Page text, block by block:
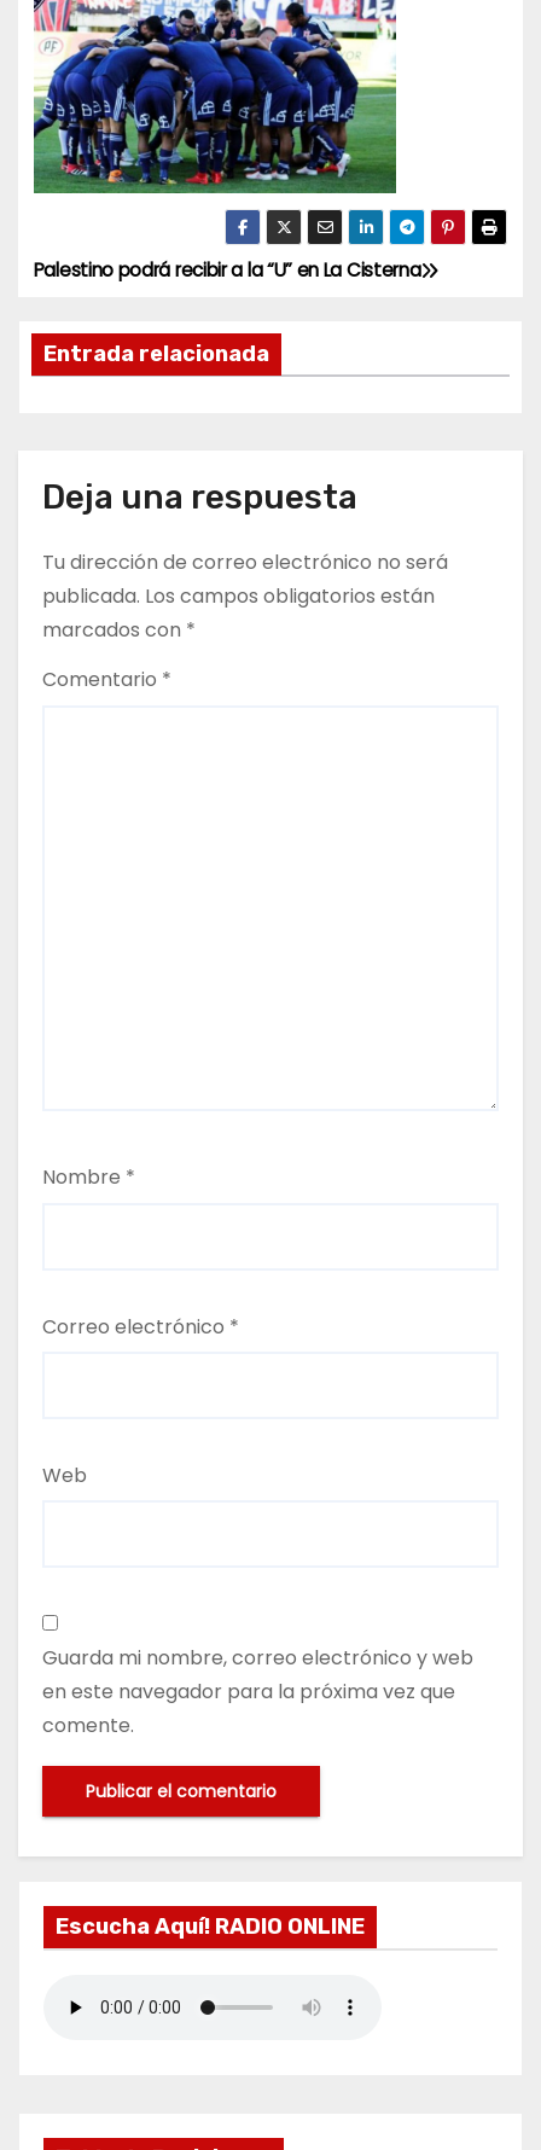
N
a
v
g
c
ó
a
Palestino podrá recibir a la “U” en La Cisterna
Entrada relacionada
Deja una respuesta
Tu dirección de correo electrónico no será
publicada. Los campos obligatorios están
marcados con *
Comentario *
Nombre *
Correo electrónico *
Web
Guarda mi nombre, correo electrónico y web
en este navegador para la próxima vez que
comente.
Escucha Aquí! RADIO ONLINE